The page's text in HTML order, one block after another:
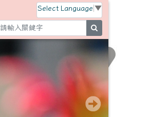
Select Language ▼